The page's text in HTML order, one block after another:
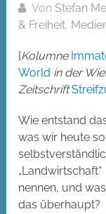
Von Stefan
& Freiheit,
[Kolumne
World in der
Zeitschrift
Wie entstand
was wir heute so
„Landwirtschaft“
nennen, und
das überhaupt?